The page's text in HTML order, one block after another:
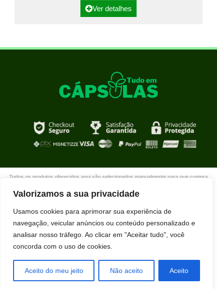
Valorizamos a sua privacidade
Usamos cookies para aprimorar sua experiência de
navegação, veicular anúncios ou conteúdo personalizado e
analisar nosso tráfego. Ao clicar em "Aceitar tudo", você
concorda com o uso de cookies.
Aceito do meu jeito Não aceito Aceito
Ver detalhes
Todos os produtos oferecidos aqui são selecionados manualmente para que cumpra
extraordinários para você que está realmente comprometido com sua mudança. Boas
Joel Carlos Ferreira acabou de comprar
SLIM GOTASLIM GOTA usando nosso
desconto exclusivo.